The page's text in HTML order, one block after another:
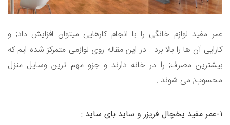
عمر مفید لوازم خانگی را با انجام کارهایی میتوان افزایش داد; و
کارایی آن ها را بالا برد . در این مقاله روی لوازمی متمرکز شده ایم که
بیشترین مصرف; را در خانه دارند و جزو مهم ترین وسایل منزل
محسوب; می شوند .
۱-عمر مفید یخچال فریزر و ساید بای ساید :